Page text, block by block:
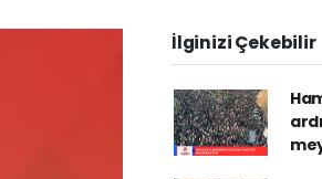
İlginizi Çekebilir